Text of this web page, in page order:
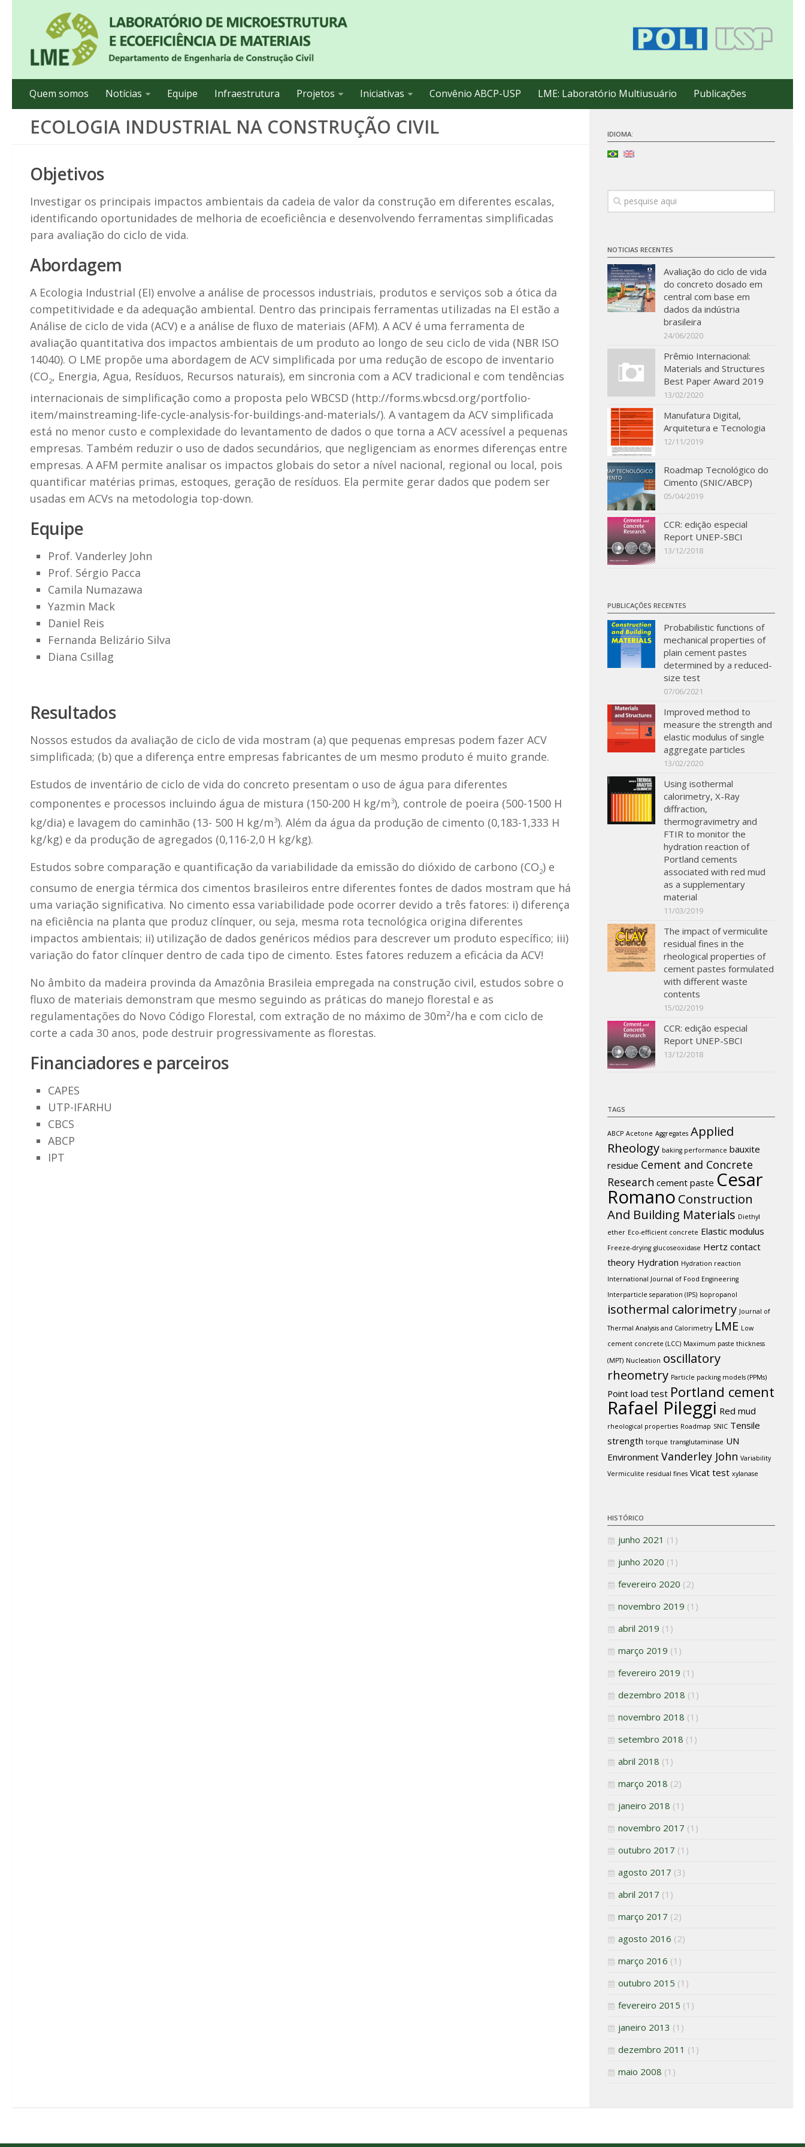
Quem somos Notícias Equipe Infraestrutura Projetos Iniciativas Convênio ABCP-USP LME: Laboratório Multiusuário Publicações
ECOLOGIA INDUSTRIAL NA CONSTRUÇÃO CIVIL
Objetivos
Investigar os principais impactos ambientais da cadeia de valor da construção em diferentes escalas,
identificando oportunidades de melhoria de ecoeficiência e desenvolvendo ferramentas simplificadas
para avaliação do ciclo de vida.
Abordagem
A Ecologia Industrial (EI) envolve a análise de processos industriais, produtos e serviços sob a ótica da
competitividade e da adequação ambiental. Dentro das principais ferramentas utilizadas na EI estão a
Análise de ciclo de vida (ACV) e a análise de fluxo de materiais (AFM). A ACV é uma ferramenta de
avaliação quantitativa dos impactos ambientais de um produto ao longo de seu ciclo de vida (NBR ISO
14040). O LME propõe uma abordagem de ACV simplificada por uma redução de escopo de inventario
(CO2, Energia, Agua, Resíduos, Recursos naturais), em sincronia com a ACV tradicional e com tendências
internacionais de simplificação como a proposta pelo WBCSD (http://forms.wbcsd.org/portfolio-
item/mainstreaming-life-cycle-analysis-for-buildings-and-materials/). A vantagem da ACV simplificada
está no menor custo e complexidade do levantamento de dados o que torna a ACV acessível a pequenas
empresas. Também reduzir o uso de dados secundários, que negligenciam as enormes diferenças entre
empresas. A AFM permite analisar os impactos globais do setor a nível nacional, regional ou local, pois
quantificar matérias primas, estoques, geração de resíduos. Ela permite gerar dados que podem ser
usadas em ACVs na metodologia top-down.
Equipe
Prof. Vanderley John
Prof. Sérgio Pacca
Camila Numazawa
Yazmin Mack
Daniel Reis
Fernanda Belizário Silva
Diana Csillag
Resultados
Nossos estudos da avaliação de ciclo de vida mostram (a) que pequenas empresas podem fazer ACV
simplificada; (b) que a diferença entre empresas fabricantes de um mesmo produto é muito grande.
Estudos de inventário de ciclo de vida do concreto presentam o uso de água para diferentes
componentes e processos incluindo água de mistura (150-200 H kg/m3), controle de poeira (500-1500 H
kg/dia) e lavagem do caminhão (13- 500 H kg/m3). Além da água da produção de cimento (0,183-1,333 H
kg/kg) e da produção de agregados (0,116-2,0 H kg/kg).
Estudos sobre comparação e quantificação da variabilidade da emissão do dióxido de carbono (CO2) e
consumo de energia térmica dos cimentos brasileiros entre diferentes fontes de dados mostram que há
uma variação significativa. No cimento essa variabilidade pode ocorrer devido a três fatores: i) diferença
na eficiência na planta que produz clínquer, ou seja, mesma rota tecnológica origina diferentes
impactos ambientais; ii) utilização de dados genéricos médios para descrever um produto específico; iii)
variação do fator clínquer dentro de cada tipo de cimento. Estes fatores reduzem a eficácia da ACV!
No âmbito da madeira provinda da Amazônia Brasileia empregada na construção civil, estudos sobre o
fluxo de materiais demonstram que mesmo seguindo as práticas do manejo florestal e as
regulamentações do Novo Código Florestal, com extração de no máximo de 30m²/ha e com ciclo de
corte a cada 30 anos, pode destruir progressivamente as florestas.
Financiadores e parceiros
CAPES
UTP-IFARHU
CBCS
ABCP
IPT
IDIOMA:
NOTICIAS RECENTES
Avaliação do ciclo de vida
do concreto dosado em
central com base em
dados da indústria
brasileira
24/06/2020
Prêmio Internacional:
Materials and Structures
Best Paper Award 2019
13/02/2020
Manufatura Digital,
Arquitetura e Tecnologia
12/11/2019
Roadmap Tecnológico do
Cimento (SNIC/ABCP)
05/04/2019
CCR: edição especial
Report UNEP-SBCI
13/12/2018
PUBLICAÇÕES RECENTES
Probabilistic functions of
mechanical properties of
plain cement pastes
determined by a reduced-
size test
07/06/2021
Improved method to
measure the strength and
elastic modulus of single
aggregate particles
13/02/2020
Using isothermal
calorimetry, X-Ray
diffraction,
thermogravimetry and
FTIR to monitor the
hydration reaction of
Portland cements
associated with red mud
as a supplementary
material
11/03/2019
The impact of vermiculite
residual fines in the
rheological properties of
cement pastes formulated
with different waste
contents
15/02/2019
CCR: edição especial
Report UNEP-SBCI
13/12/2018
TAGS
ABCP Acetone Aggregates Applied
Rheology baking performance bauxite
residue Cement and Concrete
Research cement paste Cesar
Romano Construction
And Building Materials Diethyl
ether Eco-efficient concrete Elastic modulus
Freeze-drying glucoseoxidase Hertz contact
theory Hydration Hydration reaction
International Journal of Food Engineering
Interparticle separation (IPS) Isopropanol
isothermal calorimetry Journal of
Thermal Analysis and Calorimetry LME Low
cement concrete (LCC) Maximum paste thickness
(MPT) Nucleation oscillatory
rheometry Particle packing models (PPMs)
Point load test Portland cement
Rafael Pileggi Red mud
rheological properties Roadmap SNIC Tensile
strength torque transglutaminase UN
Environment Vanderley John Variability
Vermiculite residual fines Vicat test xylanase
HISTÓRICO
junho 2021 (1)
junho 2020 (1)
fevereiro 2020 (2)
novembro 2019 (1)
abril 2019 (1)
março 2019 (1)
fevereiro 2019 (1)
dezembro 2018 (1)
novembro 2018 (1)
setembro 2018 (1)
abril 2018 (1)
março 2018 (2)
janeiro 2018 (1)
novembro 2017 (1)
outubro 2017 (1)
agosto 2017 (3)
abril 2017 (1)
março 2017 (2)
agosto 2016 (2)
março 2016 (1)
outubro 2015 (1)
fevereiro 2015 (1)
janeiro 2013 (1)
dezembro 2011 (1)
maio 2008 (1)